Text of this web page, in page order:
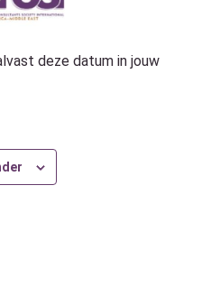
deze datum in jouw